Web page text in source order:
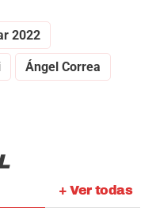
2022
Ángel Correa
+ Ver todas